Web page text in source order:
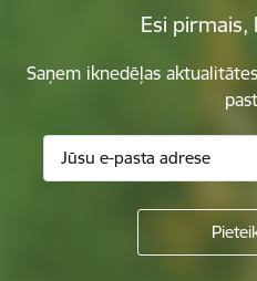
Esi pirmais,
Saņem iknedēļas